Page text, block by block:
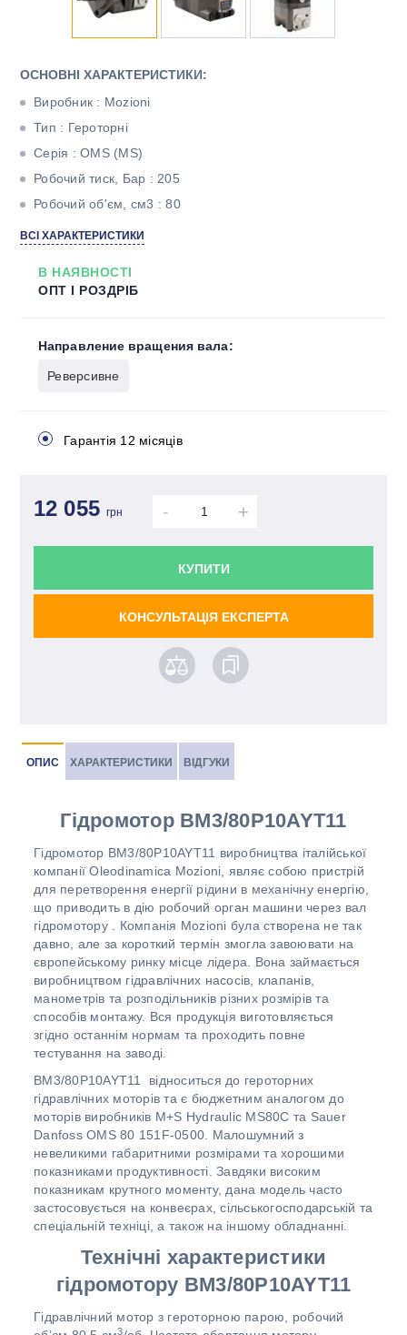
ОСНОВНІ ХАРАКТЕРИСТИКИ:
Виробник : Mozioni
Тип : Героторні
Серія : OMS (MS)
Робочий тиск, Бар : 205
Робочий об'єм, см3 : 80
Максимальний крутний момент, Н * м : 226
Тип валу : Циліндричний під шпонку
ВСІ ХАРАКТЕРИСТИКИ
В НАЯВНОСТІ
ОПТ І РОЗДРІБ
Направление вращения вала:
Реверсивне
Гарантія 12 місяців
12 055грн - +
КУПИТИ
КОНСУЛЬТАЦІЯ ЕКСПЕРТА
ОПИС ХАРАКТЕРИСТИКИ ВІДГУКИ
Гідромотор BM3/80P10AYT11
Гідромотор BM3/80P10AYT11 виробництва італійської
компанії Oleodinamica Mozioni, являє собою пристрій
для перетворення енергії рідини в механічну енергію,
що приводить в дію робочий орган машини через вал
гідромотору . Компанія Mozioni була створена не так
давно, але за короткий термін змогла завоювати на
європейському ринку місце лідера. Вона займається
виробництвом гідравлічних насосів, клапанів,
манометрів та розподільників різних розмірів та
способів монтажу. Вся продукція виготовляється
згідно останнім нормам та проходить повне
тестування на заводі.
BM3/80P10AYT11 відноситься до героторних
гідравлічних моторів та є бюджетним аналогом до
моторів виробників M+S Hydraulic MS80C та Sauer
Danfoss OMS 80 151F-0500. Малошумний з
невеликими габаритними розмірами та хорошими
показниками продуктивності. Завдяки високим
показникам крутного моменту, дана модель часто
застосовується на конвеєрах, сільськогосподарській та
спеціальній техніці, а також на іншому обладнанні.
Технічні характеристики
гідромотору BM3/80P10AYT11
Гідравлічний мотор з героторною парою, робочий
3